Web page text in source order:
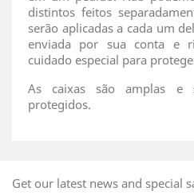
distintos feitos
serão aplicadas a cada um
enviada por sua conta e
cuidado especial para
As caixas são amplas e
protegidos.
Get our latest news and special